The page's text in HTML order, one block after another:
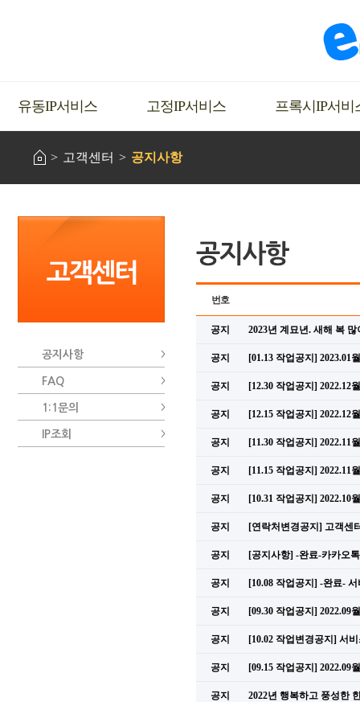
유동IP서비스 고정IP서비스 프록시IP서비
고객센터 공지사항
공지사항
FAQ
1:1문의
IP조회
번호
공지 2023년 계묘년. 새해 복
공지 [01.13 작업공지] 2023.01
공지 [12.30 작업공지] 2022.12
공지 [12.15 작업공지] 2022.12
공지 [11.30 작업공지] 2022.11
공지 [11.15 작업공지] 2022.11
공지 [10.31 작업공지] 2022.10
공지 [연락처변경공지] 고객센
공지 [공지사항] -완료-카카오
공지 [10.08 작업공지] -완료-
공지 [09.30 작업공지] 2022.09
공지 [10.02 작업변경공지] 서
공지 [09.15 작업공지] 2022.09
공지 2022년 행복하고 풍성한